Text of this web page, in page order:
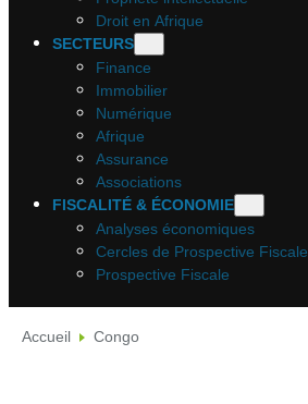
Droit en Afrique
SECTEURS
Finance
Immobilier
Numérique
Afrique
Assurance
Associations
FISCALITÉ & ÉCONOMIE
Analyses économiques
Cercles de Prospective Fiscale
Prospective Fiscale
Accueil Congo